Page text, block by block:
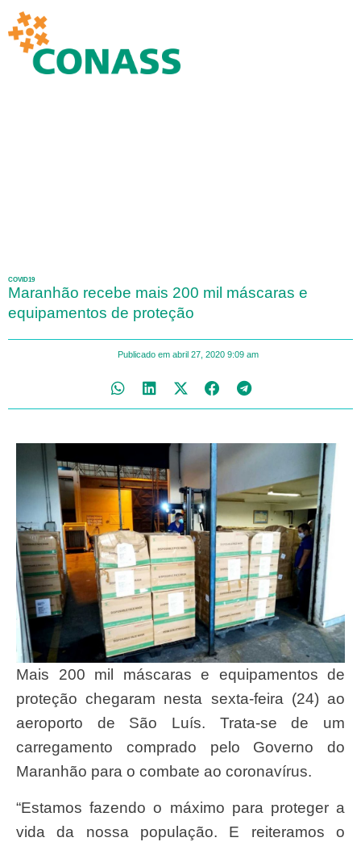
COVID19
Maranhão recebe mais 200 mil máscaras e
equipamentos de proteção
Publicado em abril 27, 2020 9:09 am
Mais 200 mil máscaras e equipamentos de
proteção chegaram nesta sexta-feira (24) ao
aeroporto de São Luís. Trata-se de um
carregamento comprado pelo Governo do
Maranhão para o combate ao coronavírus.
“Estamos fazendo o máximo para proteger a
vida da nossa população. E reiteramos o